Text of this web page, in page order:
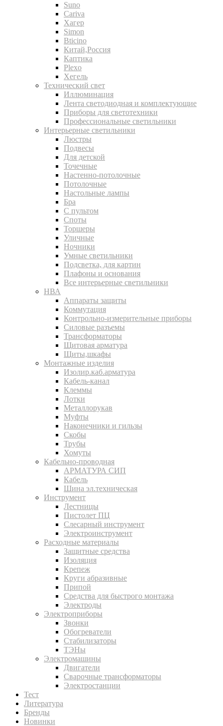
Suno
Cariva
Хагер
Simon
Bticino
Китай,Россия
Каптика
Plexo
Хегель
Технический свет
Иллюминация
Лента светодиодная и комплектующие
Приборы для светотехники
Профессиональные светильники
Интерьерные светильники
Люстры
Подвесы
Для детской
Точечные
Настенно-потолочные
Потолочные
Настольные лампы
Бра
С пультом
Споты
Торшеры
Уличные
Ночники
Умные светильники
Подсветка, для картин
Плафоны и основания
Все интерьерные светильники
НВА
Аппараты защиты
Коммутация
Контрольно-измерительные приборы
Силовые разъемы
Трансформаторы
Щитовая арматура
Щиты,шкафы
Монтажные изделия
Изолир.каб.арматура
Кабель-канал
Клеммы
Лотки
Металлорукав
Муфты
Наконечники и гильзы
Скобы
Трубы
Хомуты
Кабельно-проводная
АРМАТУРА СИП
Кабель
Шина эл.техническая
Инструмент
Лестницы
Пистолет ПЦ
Слесарный инструмент
Электроинструмент
Расходные материалы
Защитные средства
Изоляция
Крепеж
Круги абразивные
Припой
Средства для быстрого монтажа
Электроды
Электроприборы
Звонки
Обогреватели
Стабилизаторы
ТЭНы
Электромашины
Двигатели
Сварочные трансформаторы
Электростанции
Тест
Литература
Бренды
Новинки